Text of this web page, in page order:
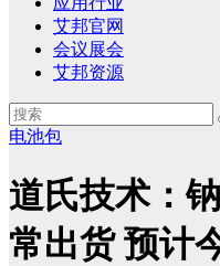
艾邦官网
会议展会
艾邦资源
电池包
道氏技术：
常出货 预计